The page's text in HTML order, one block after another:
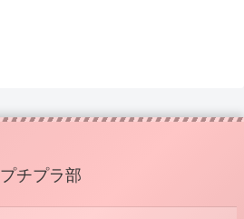
プチプラ部